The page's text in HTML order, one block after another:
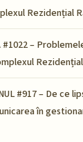
Rezidențial
#1022 –
#917 – De ce
în